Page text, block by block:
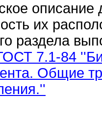
описание
их
раздела
7.1-84
Общие